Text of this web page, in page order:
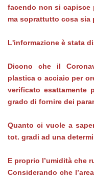
facendo non si capisce
ma soprattutto cosa sia
L'informazione è stata
Dicono che il
plastica o acciaio per
verificato esattamente
grado di fornire dei
Quanto ci vuole a
tot. gradi ad una
E proprio l’umidità che
Considerando che